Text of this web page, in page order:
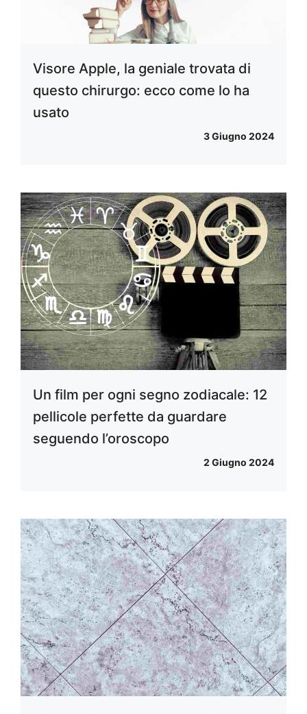
Visore Apple, la geniale trovata di
questo chirurgo: ecco come lo ha
usato
3 Giugno 2024
Un film per ogni segno zodiacale: 12
pellicole perfette da guardare
seguendo l’oroscopo
2 Giugno 2024